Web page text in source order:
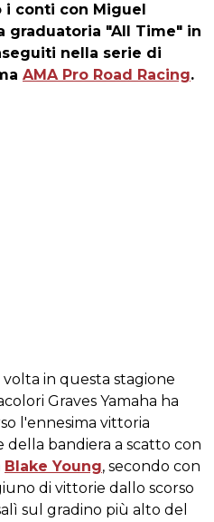
conti con Miguel
graduatoria "All Time" in
nella serie di
AMA Pro Road Racing.
in questa stagione
Graves Yamaha ha
l'ennesima vittoria
della bandiera a scatto con
Blake Young, secondo con
di vittorie dallo scorso
sul gradino più alto del